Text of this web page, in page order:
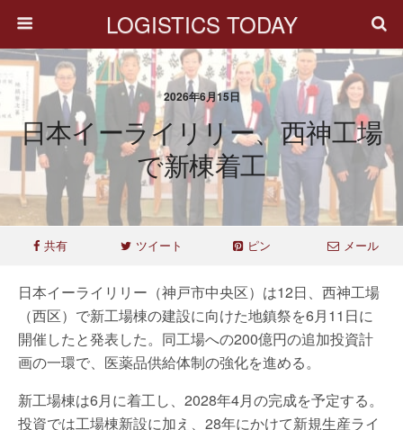
LOGISTICS TODAY
2026年6月15日
日本イーライリリー、西神工場
で新棟着工
共有 ツイート ピン メール
日本イーライリリー（神戸市中央区）は12日、西神工場
（西区）で新工場棟の建設に向けた地鎮祭を6月11日に
開催したと発表した。同工場への200億円の追加投資計
画の一環で、医薬品供給体制の強化を進める。
新工場棟は6月に着工し、2028年4月の完成を予定する。
投資では工場棟新設に加え、28年にかけて新規生産ライ